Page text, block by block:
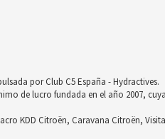
por Club C5 España - Hydractives.
de lucro fundada en el año 2007,
KDD Citroën, Caravana Citroën,